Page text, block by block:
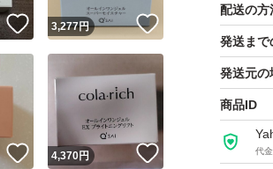
配送の方
発送まで
発送元の
商品ID
代
いいね！
3,277円
いいね！
4,370円